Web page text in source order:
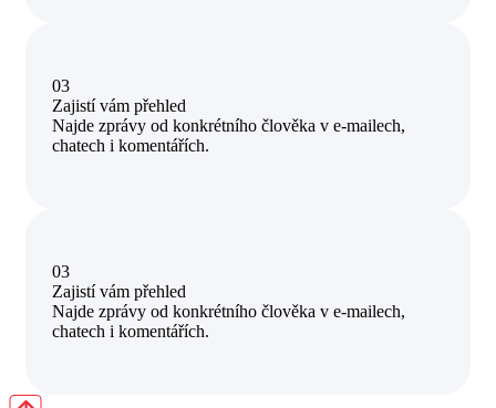
03
Zajistí vám přehled
Najde zprávy od konkrétního člověka v e-mailech,
chatech i komentářích.
03
Zajistí vám přehled
Najde zprávy od konkrétního člověka v e-mailech,
chatech i komentářích.